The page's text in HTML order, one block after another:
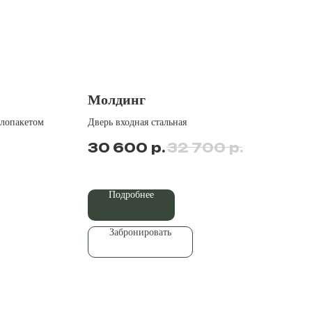
Молдинг
Дверь входная стальная
30 600 р.32 700 р.
Подробнее
Забронировать